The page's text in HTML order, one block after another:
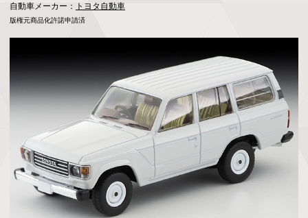
自動車メーカー：
トヨタ自動車
版権元商品化許諾申請済